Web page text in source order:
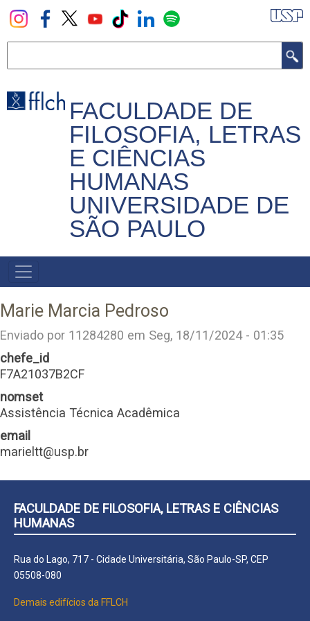
Pular
para
principal
FACULDADE DE
FILOSOFIA, LETRAS
E CIÊNCIAS
HUMANAS
UNIVERSIDADE DE
SÃO PAULO
NAVEGADOR
PRINCIPAL
Marie Marcia Pedroso
Enviado por 11284280 em Seg, 18/11/2024 - 01:35
chefe_id
F7A21037B2CF
nomset
Assistência Técnica Acadêmica
email
marieltt@usp.br
FACULDADE DE FILOSOFIA, LETRAS E CIÊNCIAS
HUMANAS
Rua do Lago, 717 - Cidade Universitária, São Paulo-SP, CEP
05508-080
Demais edifícios da FFLCH